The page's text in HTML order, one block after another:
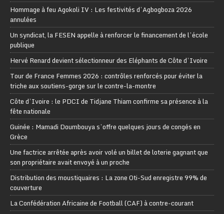
Hommage à feu Agokoli IV : Les festivités d’Agbogboza 2026
annulées
Un syndicat, la FESEN appelle à renforcer le financement de l’école
publique
Hervé Renard devient sélectionneur des Eléphants de Côte d’Ivoire
Tour de France Femmes 2026 : contrôles renforcés pour éviter la
triche aux soutiens-gorge sur le contre-la-montre
Côte d’Ivoire : le PDCI de Tidjane Thiam confirme sa présence à la
fête nationale
Guinée : Mamadi Doumbouya s’offre quelques jours de congés en
Grèce
Une factrice arrêtée après avoir volé un billet de loterie gagnant que
son propriétaire avait envoyé à un proche
Distribution des moustiquaires : La zone Oti-Sud enregistre 99% de
couverture
La Confédération Africaine de Football (CAF) à contre-courant